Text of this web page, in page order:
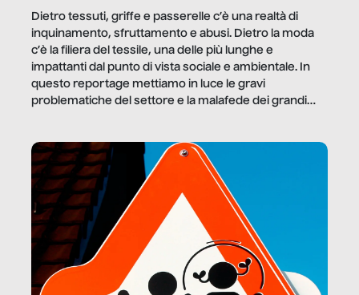
Dietro tessuti, griffe e passerelle c’è una realtà di
inquinamento, sfruttamento e abusi. Dietro la moda
c’è la filiera del tessile, una delle più lunghe e
impattanti dal punto di vista sociale e ambientale. In
questo reportage mettiamo in luce le gravi
problematiche del settore e la malafede dei grandi